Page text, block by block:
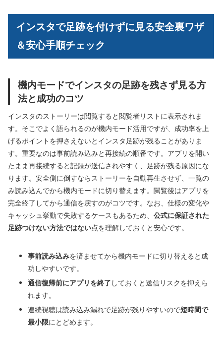
インスタで足跡を付けずに見る安全裏ワザ
＆安心手順チェック
機内モードでインスタの足跡を残さず見る方
法と成功のコツ
インスタのストーリーは閲覧すると閲覧者リストに表示されま
す。そこでよく語られるのが機内モード活用ですが、成功率を上
げるポイントを押さえないとインスタ足跡が残ることがありま
す。重要なのは事前読み込みと再接続の順番です。アプリを開い
たまま再接続すると記録が送信されやすく、足跡が残る原因にな
ります。安全側に倒すならストーリーを自動再生させず、一覧の
み読み込んでから機内モードに切り替えます。閲覧後はアプリを
完全終了してから通信を戻すのがコツです。なお、仕様の変化や
キャッシュ挙動で失敗するケースもあるため、 公式に保証された
足跡つけない方法ではない点を理解しておくと安心です。
事前読み込みを済ませてから機内モードに切り替えると成
功しやすいです。
通信復帰前にアプリを終了 しておくと送信リスクを抑えら
れます。
連続視聴は読み込み漏れで足跡が残りやすいので短時間で
最小限にとどめます。